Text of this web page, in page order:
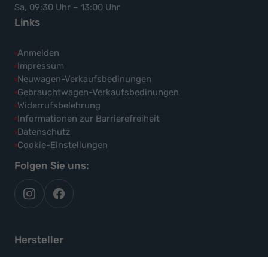
Sa, 09:30 Uhr – 13:00 Uhr
Links
Anmelden
Impressum
Neuwagen-Verkaufsbedinungen
Gebrauchtwagen-Verkaufsbedinungen
Widerrufsbelehrung
Informationen zur Barrierefreiheit
Datenschutz
Cookie-Einstellungen
Folgen Sie uns:
autoflex
auf
autoflex24
auf
Hersteller